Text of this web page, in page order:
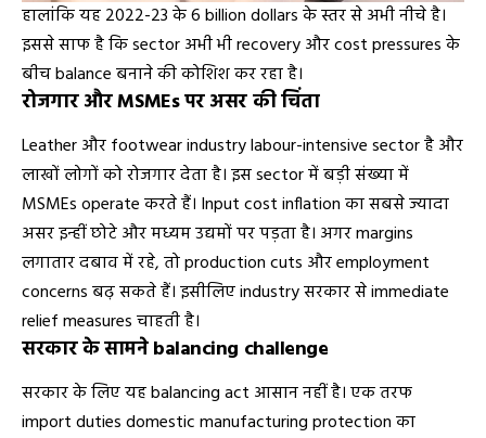
हालांकि यह 2022-23 के 6 billion dollars के स्तर से अभी नीचे है।
इससे साफ है कि sector अभी भी recovery और cost pressures के
बीच balance बनाने की कोशिश कर रहा है।
रोजगार और MSMEs पर असर की चिंता
Leather और footwear industry labour-intensive sector है और
लाखों लोगों को रोजगार देता है। इस sector में बड़ी संख्या में
MSMEs operate करते हैं। Input cost inflation का सबसे ज्यादा
असर इन्हीं छोटे और मध्यम उद्यमों पर पड़ता है। अगर margins
लगातार दबाव में रहे, तो production cuts और employment
concerns बढ़ सकते हैं। इसीलिए industry सरकार से immediate
relief measures चाहती है।
सरकार के सामने balancing challenge
सरकार के लिए यह balancing act आसान नहीं है। एक तरफ
import duties domestic manufacturing protection का